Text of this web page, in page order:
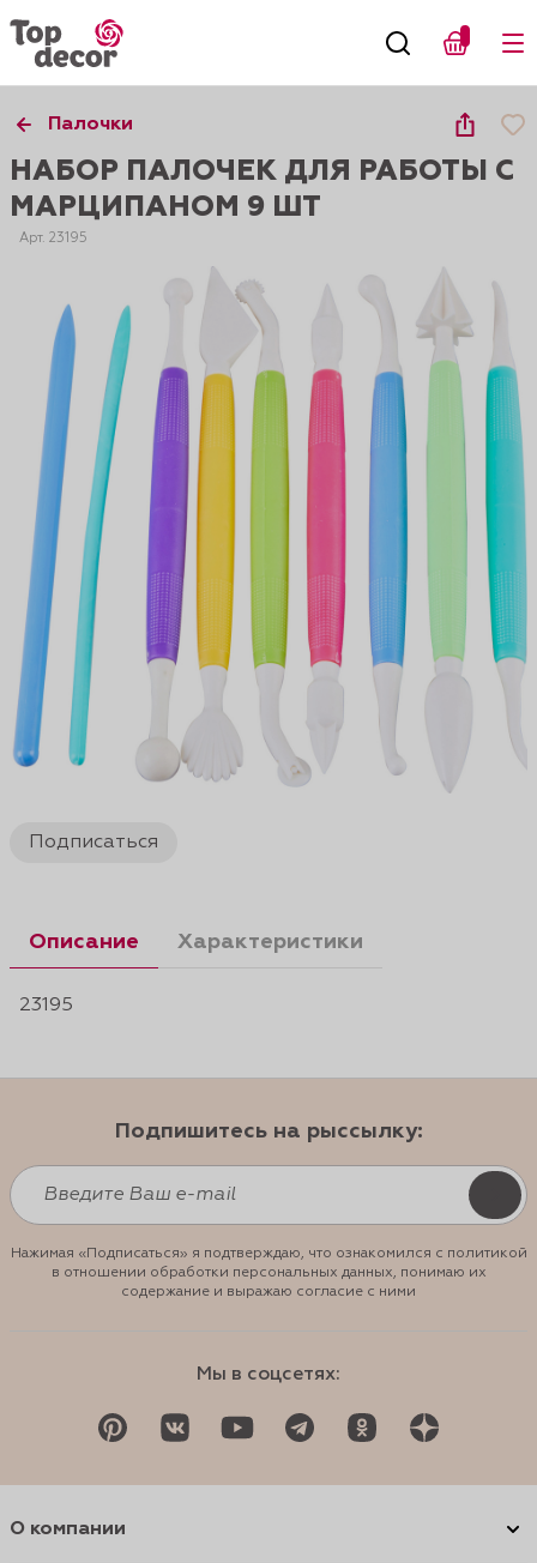
Палочки
НАБОР ПАЛОЧЕК ДЛЯ РАБОТЫ С
МАРЦИПАНОМ 9 ШТ
Арт. 23195
Подписаться
Описание Характеристики
23195
Подпишитесь на рыссылку:
Нажимая «Подписаться» я подтверждаю, что ознакомился с политикой
в отношении обработки персональных данных, понимаю их
содержание и выражаю согласие с ними
Мы в соцсетях:
О компании